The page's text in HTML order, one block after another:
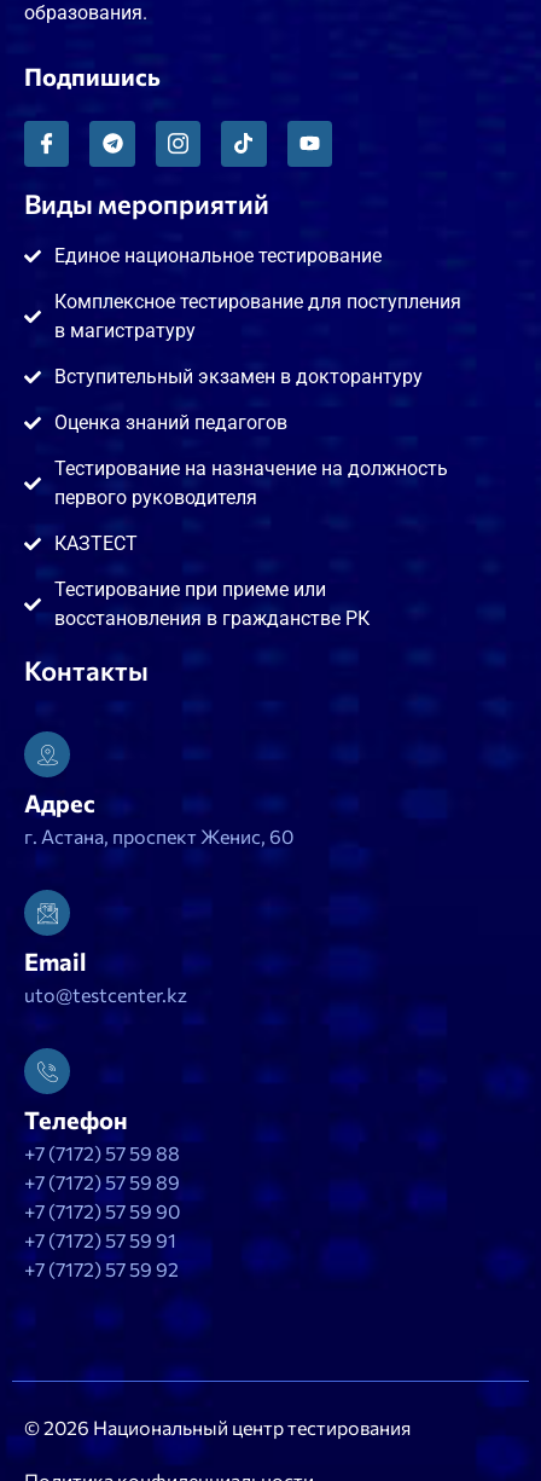
образования.
Подпишись
Виды мероприятий
Единое национальное тестирование
Комплексное тестирование для поступления
в магистратуру
Вступительный экзамен в докторантуру
Оценка знаний педагогов
Тестирование на назначение на должность
первого руководителя
КАЗТЕСТ
Тестирование при приеме или
восстановления в гражданстве РК
Контакты
Адрес
г. Астана, проспект Женис, 60
Email
uto@testcenter.kz
Телефон
+7 (7172) 57 59 88
+7 (7172) 57 59 89
+7 (7172) 57 59 90
+7 (7172) 57 59 91
+7 (7172) 57 59 92
© 2026 Национальный центр тестирования